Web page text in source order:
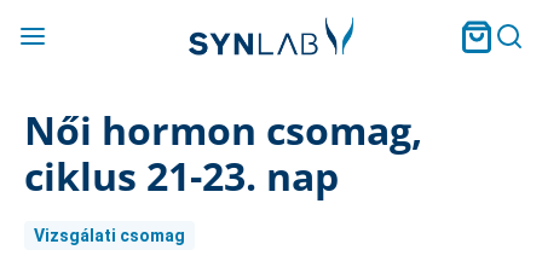
Női hormon csomag,
ciklus 21-23. nap
Vizsgálati csomag